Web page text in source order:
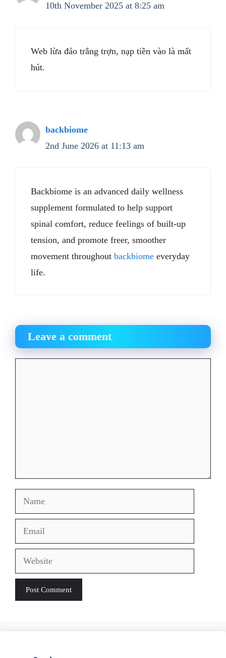
10th November 2025 at 8:25 am
Web lừa đảo trắng trợn, nạp tiền vào là mất
hút.
backbiome
2nd June 2026 at 11:13 am
Backbiome is an advanced daily wellness
supplement formulated to help support
spinal comfort, reduce feelings of built-up
tension, and promote freer, smoother
movement throughout backbiome everyday
life.
Leave a comment
Name
Email
Website